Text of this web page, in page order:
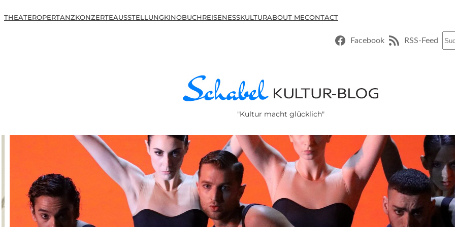
THEATEROPERTANZKONZERTEAUSSTELLUNGKINOBUCHREISENESSKULTURABOUT MECONTACT
Facebook RSS-Feed
"Kultur macht glücklich"